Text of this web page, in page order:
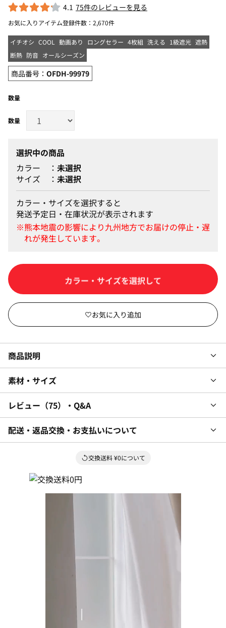
4.1 75件のレビューを見る
お気に入りアイテム登録件数： 2,670件
イチオシ COOL 動画あり ロングセラー 4枚組 洗える 1級遮光 遮熱
断熱 防音 オールシーズン
商品番号： OFDH-99979
数量
選択中の商品
カラー
未選択
サイズ
未選択
カラー・サイズを選択すると
発送予定日・在庫状況が表示されます
カラー・サイズを選択して
商品説明
素材・サイズ
レビュー 75 ・Q&A
配送・返品交換・お支払いについて
交換送料 ¥0について